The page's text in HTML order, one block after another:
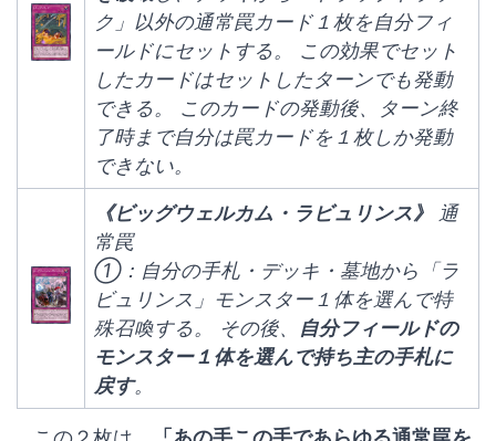
ク」以外の通常罠カード１枚を自分フィ
ールドにセットする。 この効果でセット
したカードはセットしたターンでも発動
できる。 このカードの発動後、ターン終
了時まで自分は罠カードを１枚しか発動
できない。
《ビッグウェルカム・ラビュリンス》 通
常罠
①：自分の手札・デッキ・墓地から「ラ
ビュリンス」モンスター１体を選んで特
殊召喚する。 その後、 自分フィールドの
モンスター１体を選んで持ち主の手札に
戻す。